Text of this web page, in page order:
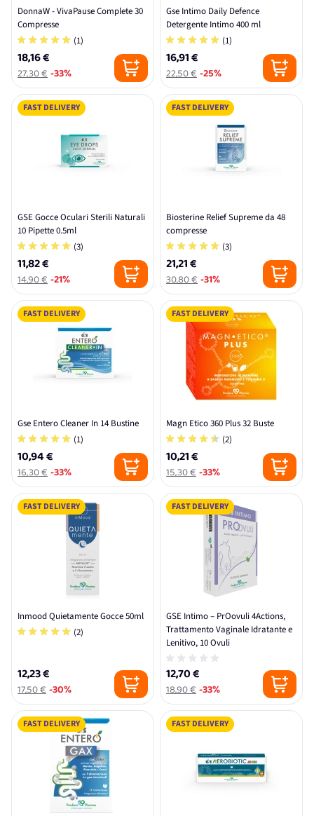
DonnaW - VivaPause Complete 30
Compresse
(1)
18,16 €
27,30 €-33%
Gse Intimo Daily Defence
Detergente Intimo 400 ml
(1)
16,91 €
22,50 €-25%
FAST DELIVERY
GSE Gocce Oculari Sterili Naturali
10 Pipette 0.5ml
(3)
11,82 €
14,90 €-21%
FAST DELIVERY
Biosterine Relief Supreme da 48
compresse
(3)
21,21 €
30,80 €-31%
FAST DELIVERY
Gse Entero Cleaner In 14 Bustine
(1)
10,94 €
16,30 €-33%
FAST DELIVERY
Magn Etico 360 Plus 32 Buste
(2)
10,21 €
15,30 €-33%
FAST DELIVERY
Inmood Quietamente Gocce 50ml
(2)
12,23 €
17,50 €-30%
FAST DELIVERY
GSE Intimo – PrOovuli 4Actions,
Trattamento Vaginale Idratante e
Lenitivo, 10 Ovuli
12,70 €
18,90 €-33%
FAST DELIVERY FAST DELIVERY